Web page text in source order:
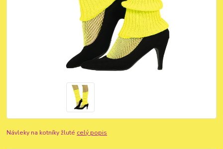
Návleky na kotníky žluté celý popis